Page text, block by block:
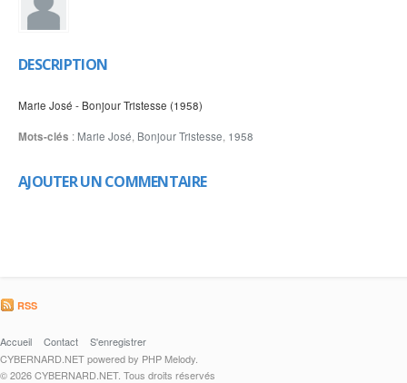
DESCRIPTION
Marie José - Bonjour Tristesse (1958)
Mots-clés : Marie José, Bonjour Tristesse, 1958
AJOUTER UN COMMENTAIRE
RSS
Accueil Contact
S'enregistrer
CYBERNARD.NET powered by PHP Melody.
© 2026 CYBERNARD.NET. Tous droits réservés